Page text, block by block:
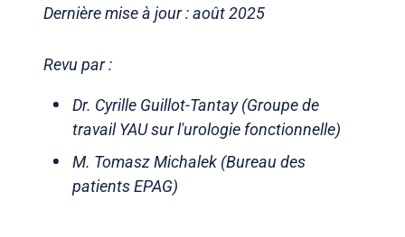
Dernière mise à jour : août 2025
Revu par :
Dr. Cyrille Guillot-Tantay (Groupe de
travail YAU sur l'urologie fonctionnelle)
M. Tomasz Michalek (Bureau des
patients EPAG)